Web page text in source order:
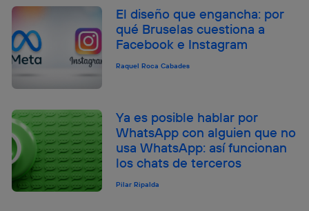
El diseño que engancha: por
qué Bruselas cuestiona a
Facebook e Instagram
Raquel Roca Cabades
Ya es posible hablar por
WhatsApp con alguien que no
usa WhatsApp: así funcionan
los chats de terceros
Pilar Ripalda